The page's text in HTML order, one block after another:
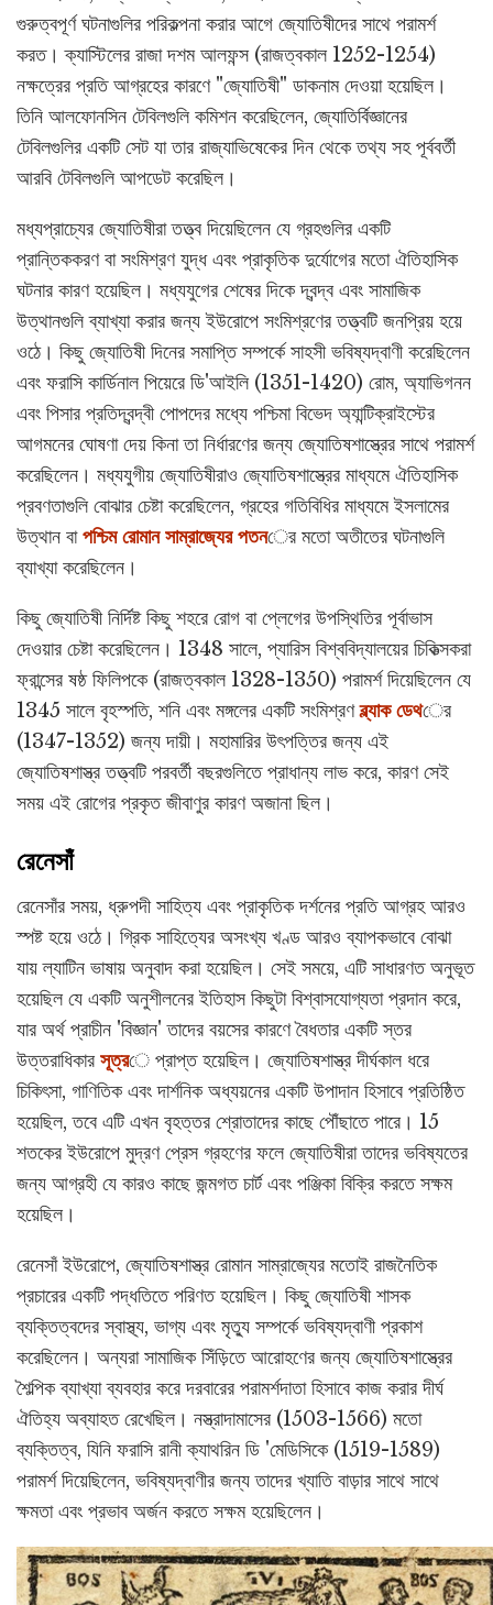
গুরুত্বপূর্ণ ঘটনাগুলির পরিকল্পনা করার আগে জ্যোতিষীদের সাথে পরামর্শ
করত। ক্যাস্টিলের রাজা দশম আলফন্স (রাজত্বকাল 1252-1254)
নক্ষত্রের প্রতি আগ্রহের কারণে "জ্যোতিষী" ডাকনাম দেওয়া হয়েছিল।
তিনি আলফোনসিন টেবিলগুলি কমিশন করেছিলেন, জ্যোতির্বিজ্ঞানের
টেবিলগুলির একটি সেট যা তার রাজ্যাভিষেকের দিন থেকে তথ্য সহ পূর্ববর্তী
আরবি টেবিলগুলি আপডেট করেছিল।
মধ্যপ্রাচ্যের জ্যোতিষীরা তত্ত্ব দিয়েছিলেন যে গ্রহগুলির একটি
প্রান্তিককরণ বা সংমিশ্রণ যুদ্ধ এবং প্রাকৃতিক দুর্যোগের মতো ঐতিহাসিক
ঘটনার কারণ হয়েছিল। মধ্যযুগের শেষের দিকে দ্বন্দ্ব এবং সামাজিক
উত্থানগুলি ব্যাখ্যা করার জন্য ইউরোপে সংমিশ্রণের তত্ত্বটি জনপ্রিয় হয়ে
ওঠে। কিছু জ্যোতিষী দিনের সমাপ্তি সম্পর্কে সাহসী ভবিষ্যদ্বাণী করেছিলেন
এবং ফরাসি কার্ডিনাল পিয়েরে ডি'আইলি (1351-1420) রোম, অ্যাভিগনন
এবং পিসার প্রতিদ্বন্দ্বী পোপদের মধ্যে পশ্চিমা বিভেদ অ্যান্টিক্রাইস্টের
আগমনের ঘোষণা দেয় কিনা তা নির্ধারণের জন্য জ্যোতিষশাস্ত্রের সাথে পরামর্শ
করেছিলেন। মধ্যযুগীয় জ্যোতিষীরাও জ্যোতিষশাস্ত্রের মাধ্যমে ঐতিহাসিক
প্রবণতাগুলি বোঝার চেষ্টা করেছিলেন, গ্রহের গতিবিধির মাধ্যমে ইসলামের
উত্থান বাপশ্চিম রোমান সাম্রাজ্যের পতনের মতো অতীতের ঘটনাগুলি
ব্যাখ্যা করেছিলেন।
কিছু জ্যোতিষী নির্দিষ্ট কিছু শহরে রোগ বা প্লেগের উপস্থিতির পূর্বাভাস
দেওয়ার চেষ্টা করেছিলেন। 1348 সালে, প্যারিস বিশ্ববিদ্যালয়ের চিকিত্সকরা
ফ্রান্সের ষষ্ঠ ফিলিপকে (রাজত্বকাল 1328-1350) পরামর্শ দিয়েছিলেন যে
1345 সালে বৃহস্পতি, শনি এবং মঙ্গলের একটি সংমিশ্রণব্ল্যাক ডেথের
(1347-1352) জন্য দায়ী। মহামারির উৎপত্তির জন্য এই
জ্যোতিষশাস্ত্র তত্ত্বটি পরবর্তী বছরগুলিতে প্রাধান্য লাভ করে, কারণ সেই
সময় এই রোগের প্রকৃত জীবাণুর কারণ অজানা ছিল।
রেনেসাঁ
রেনেসাঁর সময়, ধ্রুপদী সাহিত্য এবং প্রাকৃতিক দর্শনের প্রতি আগ্রহ আরও
স্পষ্ট হয়ে ওঠে। গ্রিক সাহিত্যের অসংখ্য খণ্ড আরও ব্যাপকভাবে বোঝা
যায় ল্যাটিন ভাষায় অনুবাদ করা হয়েছিল। সেই সময়ে, এটি সাধারণত অনুভূত
হয়েছিল যে একটি অনুশীলনের ইতিহাস কিছুটা বিশ্বাসযোগ্যতা প্রদান করে,
যার অর্থ প্রাচীন 'বিজ্ঞান' তাদের বয়সের কারণে বৈধতার একটি স্তর
উত্তরাধিকার সূত্রে প্রাপ্ত হয়েছিল। জ্যোতিষশাস্ত্র দীর্ঘকাল ধরে
চিকিৎসা, গাণিতিক এবং দার্শনিক অধ্যয়নের একটি উপাদান হিসাবে প্রতিষ্ঠিত
হয়েছিল, তবে এটি এখন বৃহত্তর শ্রোতাদের কাছে পৌঁছাতে পারে। 15
শতকের ইউরোপে মুদ্রণ প্রেস গ্রহণের ফলে জ্যোতিষীরা তাদের ভবিষ্যতের
জন্য আগ্রহী যে কারও কাছে জন্মগত চার্ট এবং পঞ্জিকা বিক্রি করতে সক্ষম
হয়েছিল।
রেনেসাঁ ইউরোপে, জ্যোতিষশাস্ত্র রোমান সাম্রাজ্যের মতোই রাজনৈতিক
প্রচারের একটি পদ্ধতিতে পরিণত হয়েছিল। কিছু জ্যোতিষী শাসক
ব্যক্তিত্বদের স্বাস্থ্য, ভাগ্য এবং মৃত্যু সম্পর্কে ভবিষ্যদ্বাণী প্রকাশ
করেছিলেন। অন্যরা সামাজিক সিঁড়িতে আরোহণের জন্য জ্যোতিষশাস্ত্রের
শৈল্পিক ব্যাখ্যা ব্যবহার করে দরবারের পরামর্শদাতা হিসাবে কাজ করার দীর্ঘ
ঐতিহ্য অব্যাহত রেখেছিল। নস্ত্রাদামাসের (1503-1566) মতো
ব্যক্তিত্ব, যিনি ফরাসি রানী ক্যাথরিন ডি 'মেডিসিকে (1519-1589)
পরামর্শ দিয়েছিলেন, ভবিষ্যদ্বাণীর জন্য তাদের খ্যাতি বাড়ার সাথে সাথে
ক্ষমতা এবং প্রভাব অর্জন করতে সক্ষম হয়েছিলেন।